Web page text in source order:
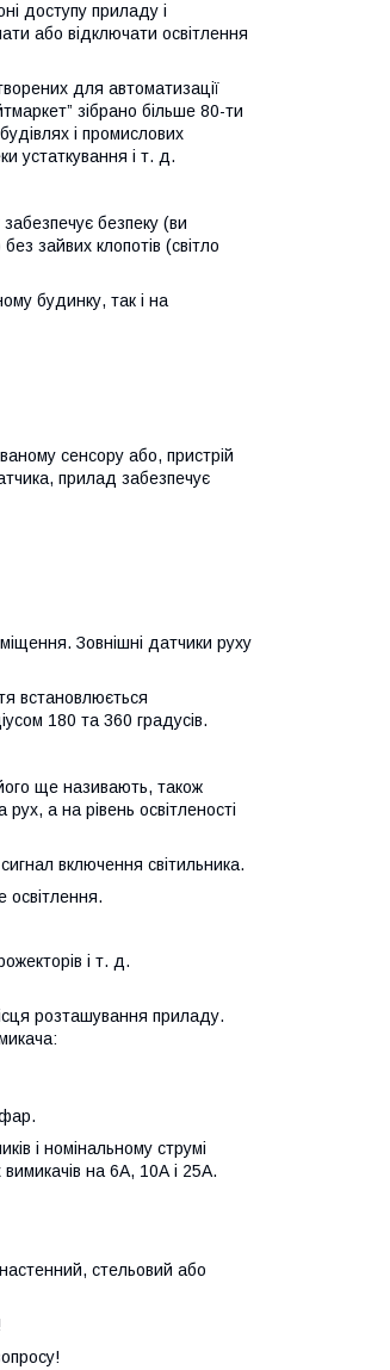
доступу приладу і
або відключати освітлення
для автоматизації
зібрано більше 80-ти
і промислових
устаткування і т. д.
безпеку (ви
зайвих клопотів (світло
будинку, так і на
сенсору або, пристрій
прилад забезпечує
Зовнішні датчики руху
встановлюється
180 та 360 градусів.
ще називають, також
а на рівень освітленості
включення світильника.
освітлення.
і т. д.
розташування приладу.
і номінальному струмі
на 6А, 10А і 25А.
стельовий або